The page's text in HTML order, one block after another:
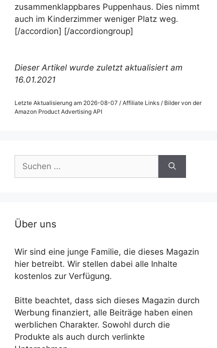
zusammenklappbares Puppenhaus. Dies nimmt
auch im Kinderzimmer weniger Platz weg.
[/accordion] [/accordiongroup]
Dieser Artikel wurde zuletzt aktualisiert am
16.01.2021
Letzte Aktualisierung am 2026-08-07 / Affiliate Links / Bilder von der
Amazon Product Advertising API
nach:
Über uns
Wir sind eine junge Familie, die dieses Magazin
hier betreibt. Wir stellen dabei alle Inhalte
kostenlos zur Verfügung.
Bitte beachtet, dass sich dieses Magazin durch
Werbung finanziert, alle Beiträge haben einen
werblichen Charakter. Sowohl durch die
Produkte als auch durch verlinkte